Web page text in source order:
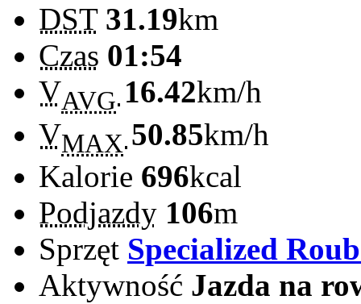
DST 31.19km
Czas 01:54
VAVG 16.42km/h
VMAX 50.85km/h
Kalorie 696kcal
Podjazdy 106m
Sprzęt Specialized
Aktywność Jazda na